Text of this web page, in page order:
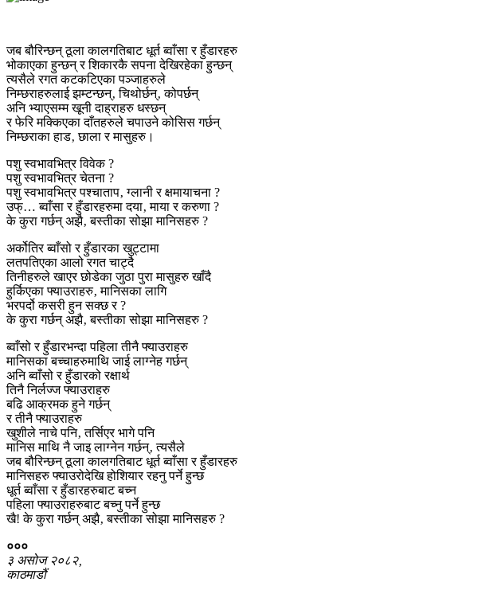
जब बौरिन्छन् ठूला कालगतिबाट धूर्त ब्वाँसा र हुँडारहरु
भोकाएका हुन्छन् र शिकारकै सपना देखिरहेका हुन्छन्
त्यसैले रगत कटकटिएका पञ्जाहरुले
निम्छराहरुलाई झम्टन्छन्‚ चिथोर्छन्‚ कोपर्छन्
अनि भ्याएसम्म खूनी दाह्राहरु धस्छन्
र फेरि मक्किएका दाँतहरुले चपाउने कोसिस गर्छन्
निम्छराका हाड‚ छाला र मासुहरु।
पशु स्वभावभित्र विवेक ?
पशु स्वभावभित्र चेतना ?
पशु स्वभावभित्र पश्चाताप‚ ग्लानी र क्षमायाचना ?
उफ्… ब्वाँसा र हुँडारहरुमा दया‚ माया र करुणा ?
के कुरा गर्छन् अझै‚ बस्तीका सोझा मानिसहरु ?
अर्कोतिर ब्वाँसो र हुँडारका खुट्टामा
लतपतिएका आलो रगत चाट्दै
तिनीहरुले खाएर छोडेका जुठा पुरा मासुहरु खाँदै
हुर्किएका फ्याउराहरु‚ मानिसका लागि
भरपर्दो कसरी हुन सक्छ र ?
के कुरा गर्छन् अझै‚ बस्तीका सोझा मानिसहरु ?
ब्वाँसो र हुँडारभन्दा पहिला तीनै फ्याउराहरु
मानिसका बच्चाहरुमाथि जाई लाग्नेह गर्छन्
अनि ब्वाँसो र हुँडारको रक्षार्थ
तिनै निर्लज्ज फ्याउराहरु
बढि आक्रमक हुने गर्छन्
र तीनै फ्याउराहरु
खुशीले नाचे पनि‚ तर्सिएर भागे पनि
मानिस माथि नै जाइ लाग्नेन गर्छन्‚ त्यसैले
जब बौरिन्छन् ठूला कालगतिबाट धूर्त ब्वाँसा र हुँडारहरु
मानिसहरु फ्याउरोदेखि होशियार रहनु पर्ने हुन्छ
धूर्त ब्वाँसा र हुँडारहरुबाट बच्न
पहिला फ्याउराहरुबाट बच्नु पर्ने हुन्छ
खै! के कुरा गर्छन् अझै‚ बस्तीका सोझा मानिसहरु ?
०००
३ असोज २०८२‚
काठमाडौं